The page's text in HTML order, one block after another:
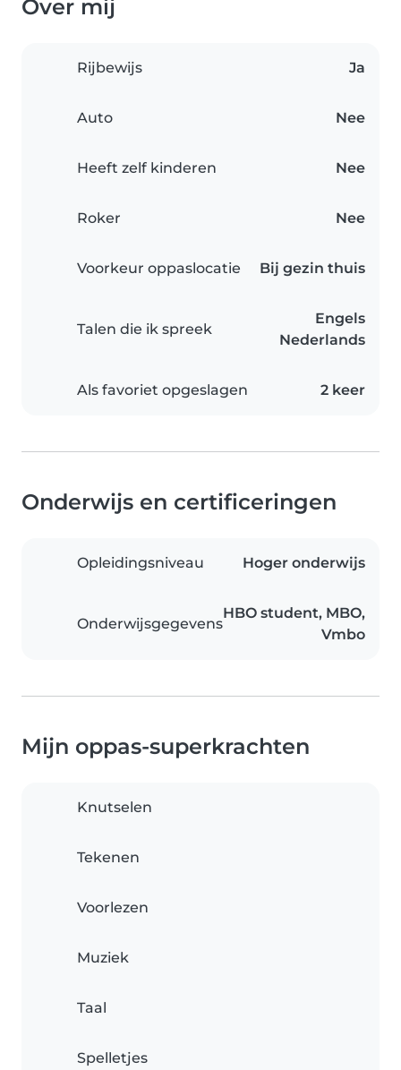
Over mij
Rijbewijs Ja
Auto Nee
Heeft zelf kinderen Nee
Roker Nee
Voorkeur oppaslocatie Bij gezin thuis
Talen die ik spreek
Engels
Nederlands
Als favoriet opgeslagen 2 keer
Onderwijs en certificeringen
Opleidingsniveau Hoger onderwijs
Onderwijsgegevens
HBO student, MBO,
Vmbo
Mijn oppas-superkrachten
Knutselen
Tekenen
Voorlezen
Muziek
Taal
Spelletjes